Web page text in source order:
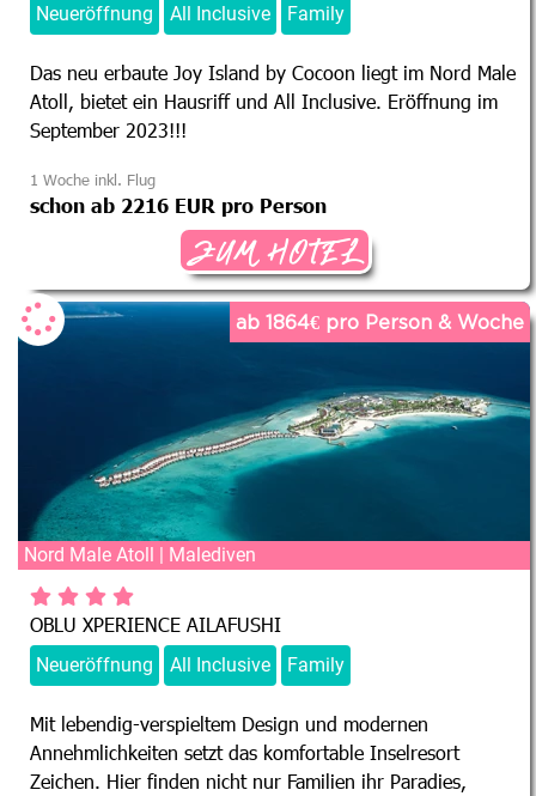
Neueröffnung
All Inclusive Family
Das neu erbaute Joy Island by Cocoon liegt im Nord Male
Atoll, bietet ein Hausriff und All Inclusive. Eröffnung im
September 2023!!!
1 Woche inkl. Flug
schon ab 2216 EUR pro Person
ZUM HOTEL
ab 1864€ pro Person & Woche
Nord Male Atoll | Malediven
OBLU XPERIENCE AILAFUSHI
Neueröffnung
All Inclusive Family
Mit lebendig-verspieltem Design und modernen
Annehmlichkeiten setzt das komfortable Inselresort
Zeichen. Hier finden nicht nur Familien ihr Paradies,